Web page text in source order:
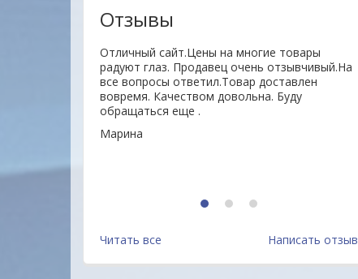
Отзывы
Отличный сайт.Цены на многие товары
радуют глаз. Продавец очень отзывчивый.На
все вопросы ответил.Товар доставлен
вовремя. Качеством довольна. Буду
обращаться еще .
Марина
1 2 3
Читать все Написать отзыв
ПАСТЕЛЬНЫЙ 51х51 мм, 4
4 руб.